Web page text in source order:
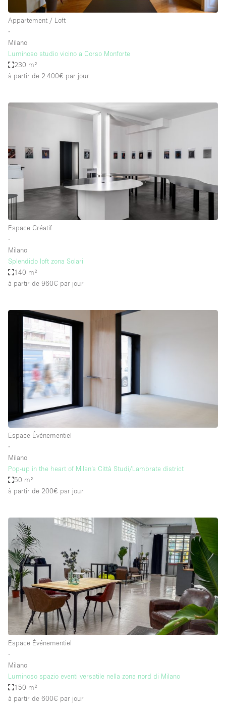
Appartement / Loft
∙
Milano
Luminoso studio vicino a Corso Monforte
230 m²
à partir de 2.400€ par jour
Espace Créatif
∙
Milano
Splendido loft zona Solari
140 m²
à partir de 960€ par jour
Espace Événementiel
∙
Milano
Pop-up in the heart of Milan’s Città Studi/Lambrate district
50 m²
à partir de 200€ par jour
Espace Événementiel
∙
Milano
Luminoso spazio eventi versatile nella zona nord di Milano
150 m²
à partir de 600€ par jour